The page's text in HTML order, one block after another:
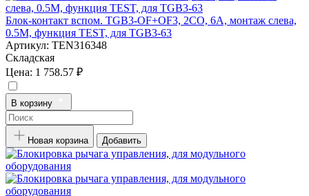
Блок-контакт вспом. TGB3-OF+OF3, 2CO, 6A, монтаж слева,
0.5M, функция TEST, для TGB3-63
Артикул: TEN316348
Складская
Цена: 1 758.57 ₽
В корзину
Новая корзина Добавить